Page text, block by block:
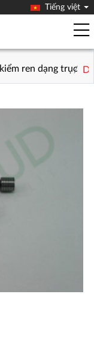
Tiếng việt
ren dạng trục